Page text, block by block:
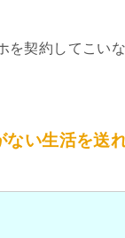
契約してこい
い生活を送